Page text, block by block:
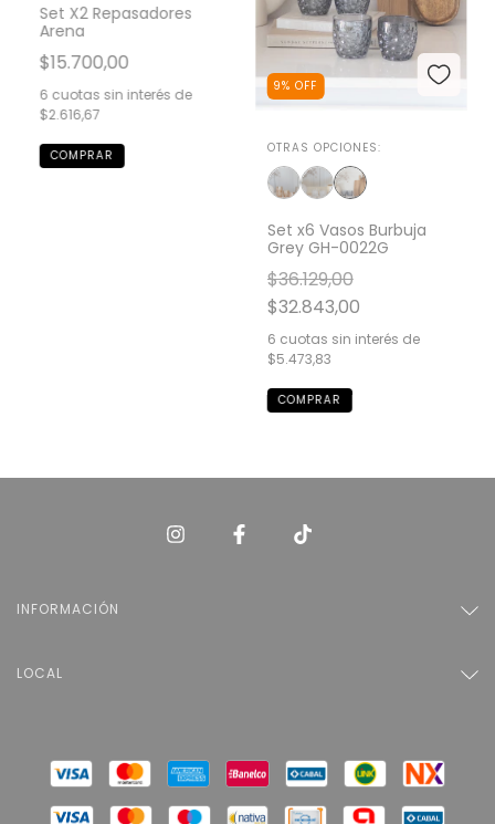
Set X2 Repasadores
Arena
$15.700,00
6 cuotas sin interés de
$2.616,67
9%OFF
OTRAS OPCIONES:
Set x6 Vasos Burbuja
Grey GH-0022G
$36.129,00
$32.843,00
6 cuotas sin interés de
$5.473,83
INFORMACIÓN
LOCAL